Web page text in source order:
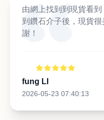
由網上找到到現貨看
到鑽石介子後，現貨
謝！
fung LI
2026-05-23 07:40:13